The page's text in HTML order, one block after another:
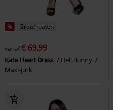
% Grote maten
vanaf€ 69,99
Kate Heart Dress
Hell Bunny
Maxi-jurk